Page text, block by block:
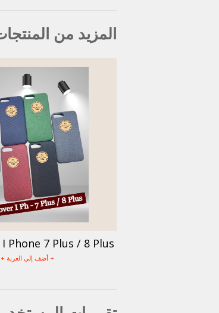
المزيد من
I Phone 7 Plus / 8 Plus
+ أضف إلي العربة +